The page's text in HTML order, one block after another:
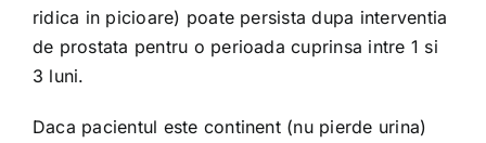
ridica in picioare) poate persista dupa interventia
de prostata pentru o perioada cuprinsa intre 1 si
3 luni.
Daca pacientul este continent (nu pierde urina)